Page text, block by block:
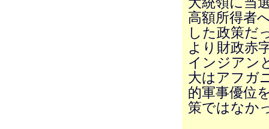
高額所得者
した政策だ
より財政赤
インジアン
大はアフガ
的軍事優位
策ではなか